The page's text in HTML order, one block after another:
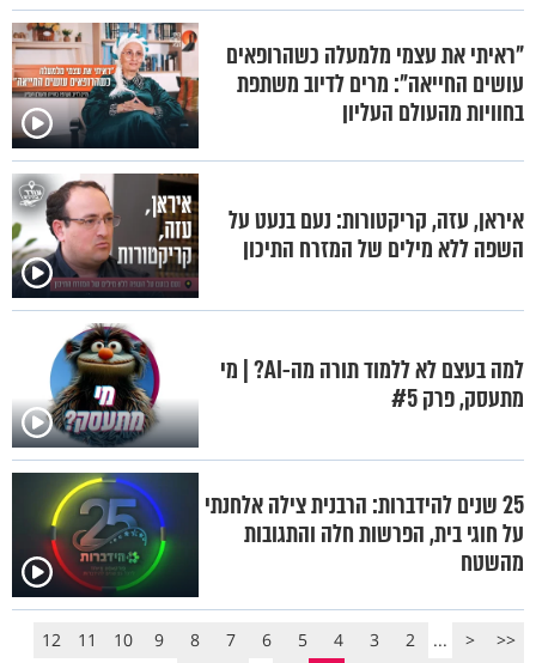
"ראיתי את עצמי מלמעלה כשהרופאים
עושים החייאה": מרים לדיוב משתפת
בחוויות מהעולם העליון
איראן, עזה, קריקטורות: נעם בנעט על
השפה ללא מילים של המזרח התיכון
למה בעצם לא ללמוד תורה מה-AI? | מי
מתעסק, פרק #5
25 שנים להידברות: הרבנית צילה אלחנתי
על חוגי בית, הפרשות חלה והתגובות
מהשטח
<<
<
...
2
3
4
5
6
7
8
9
10
11
12